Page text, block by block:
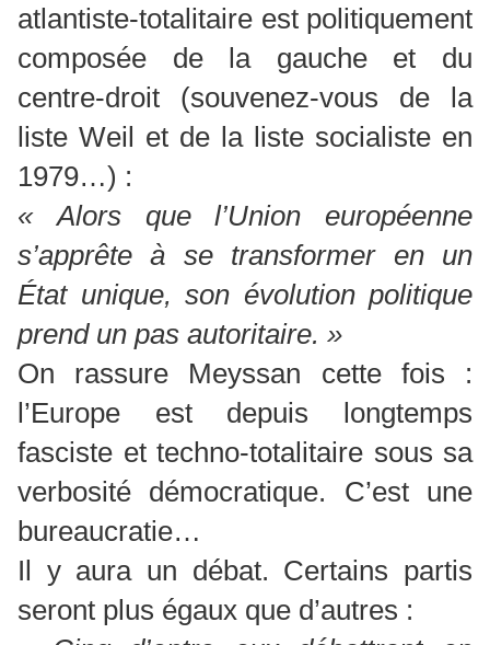
atlantiste-totalitaire est politiquement
composée de la gauche et du
centre-droit (souvenez-vous de la
liste Weil et de la liste socialiste en
1979…) :
« Alors que l’Union européenne
s’apprête à se transformer en un
État unique, son évolution politique
prend un pas autoritaire. »
On rassure Meyssan cette fois :
l’Europe est depuis longtemps
fasciste et techno-totalitaire sous sa
verbosité démocratique. C’est une
bureaucratie…
Il y aura un débat. Certains partis
seront plus égaux que d’autres :